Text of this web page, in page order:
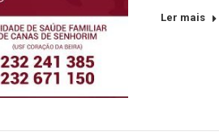
Ler mais